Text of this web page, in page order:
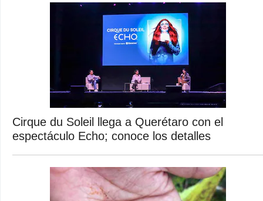
Cirque du Soleil llega a Querétaro con el
espectáculo Echo; conoce los detalles